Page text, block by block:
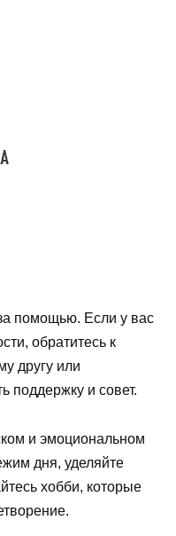
помощью. Если у вас
обратитесь к
другу или
поддержку и совет.
и эмоциональном
дня, уделяйте
хобби, которые